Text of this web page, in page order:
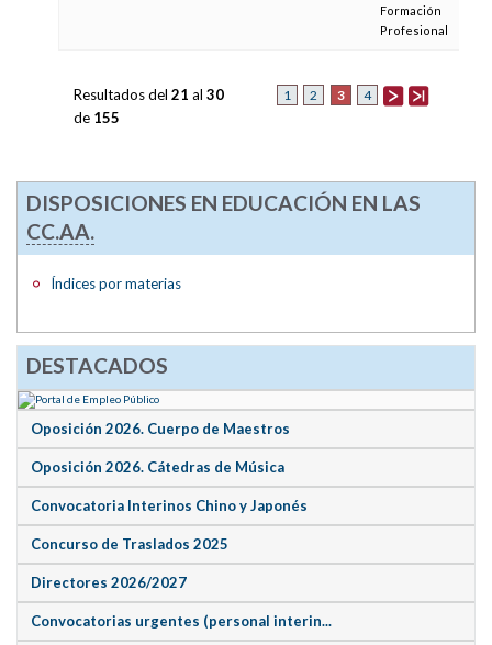
Formación
Profesional
1 2 3 4
Resultados del 21 al 30
de 155
DISPOSICIONES EN EDUCACIÓN EN LAS
CC.AA.
Índices por materias
DESTACADOS
Oposición 2026. Cuerpo de Maestros
Oposición 2026. Cátedras de Música
Convocatoria Interinos Chino y Japonés
Concurso de Traslados 2025
Directores 2026/2027
Convocatorias urgentes (personal interin...